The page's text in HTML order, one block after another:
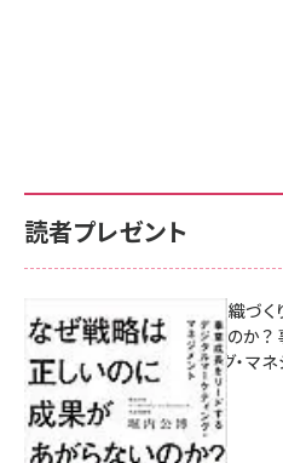
読者プレゼント
成果を生む組織づ
があがらないのか？
マーケティング・マ
8月7日 10:00